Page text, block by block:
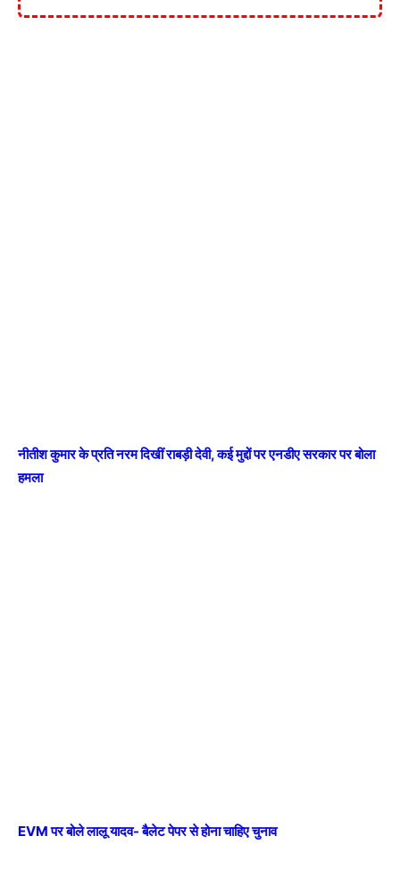
नीतीश कुमार के प्रति नरम दिखीं राबड़ी देवी, कई मुद्दों पर एनडीए सरकार पर बोला
हमला
EVM पर बोले लालू यादव- बैलेट पेपर से होना चाहिए चुनाव